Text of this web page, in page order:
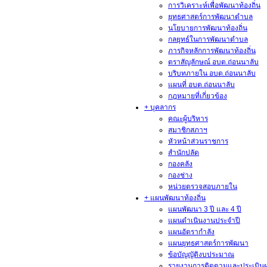
การวิเคราะห์เพื่อพัฒนาท้องถิ่น
ยุทธศาสตร์การพัฒนาตำบล
นโยบายการพัฒนาท้องถิ่น
กลยุทธ์ในการพัฒนาตำบล
ภารกิจหลักการพัฒนาท้องถิ่น
ตราสัญลักษณ์ อบต.ถ่อนนาลับ
บริบทภายใน อบต.ถ่อนนาลับ
แผนที่ อบต.ถ่อนนาลับ
กฎหมายที่เกี่ยวข้อง
+ บุคลากร
คณะผู้บริหาร
สมาชิกสภาฯ
หัวหน้าส่วนราชการ
สำนักปลัด
กองคลัง
กองช่าง
หน่วยตรวจสอบภายใน
+ แผนพัฒนาท้องถิ่น
แผนพัฒนา 3 ปี และ 4 ปี
แผนดำเนินงานประจำปี
แผนอัตรากำลัง
แผนยุทธศาสตร์การพัฒนา
ข้อบัญญัติงบประมาณ